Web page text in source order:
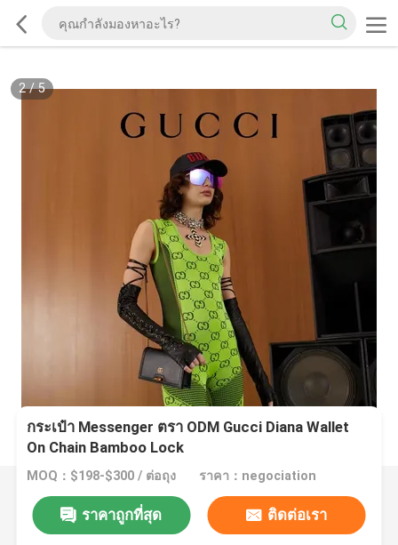
2/5
กระเป๋า Messenger ตรา ODM Gucci Diana Wallet
On Chain Bamboo Lock
MOQ：$198-$300 / ต่อถุง ราคา：negociation
ราคาถูกที่สุด ติดต่อเรา